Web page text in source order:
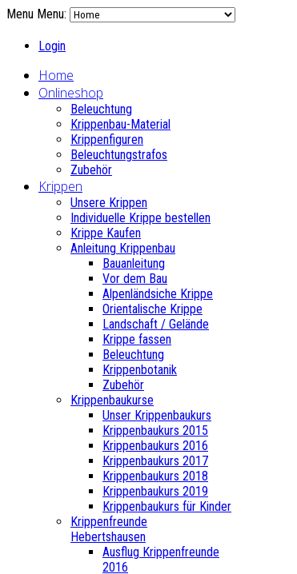
Menu Menu:
Login
Home
Onlineshop
Beleuchtung
Krippenbau-Material
Krippenfiguren
Beleuchtungstrafos
Zubehör
Krippen
Unsere Krippen
Individuelle Krippe bestellen
Krippe Kaufen
Anleitung Krippenbau
Bauanleitung
Vor dem Bau
Alpenländsiche Krippe
Orientalische Krippe
Landschaft / Gelände
Krippe fassen
Beleuchtung
Krippenbotanik
Zubehör
Krippenbaukurse
Unser Krippenbaukurs
Krippenbaukurs 2015
Krippenbaukurs 2016
Krippenbaukurs 2017
Krippenbaukurs 2018
Krippenbaukurs 2019
Krippenbaukurs für Kinder
Krippenfreunde
Hebertshausen
Ausflug Krippenfreunde
2016